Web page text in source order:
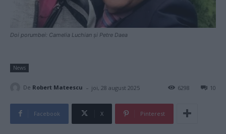
Doi porumbei: Camelia Luchian și Petre Daea
News
De Robert Mateescu - joi, 28 august 2025 10
6298
Facebook X Pinterest